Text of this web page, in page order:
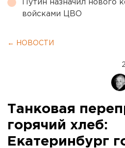
Путин назначил нового
войсками ЦВО
← НОВОСТИ
Танковая
горячий хлеб:
Екатеринбург